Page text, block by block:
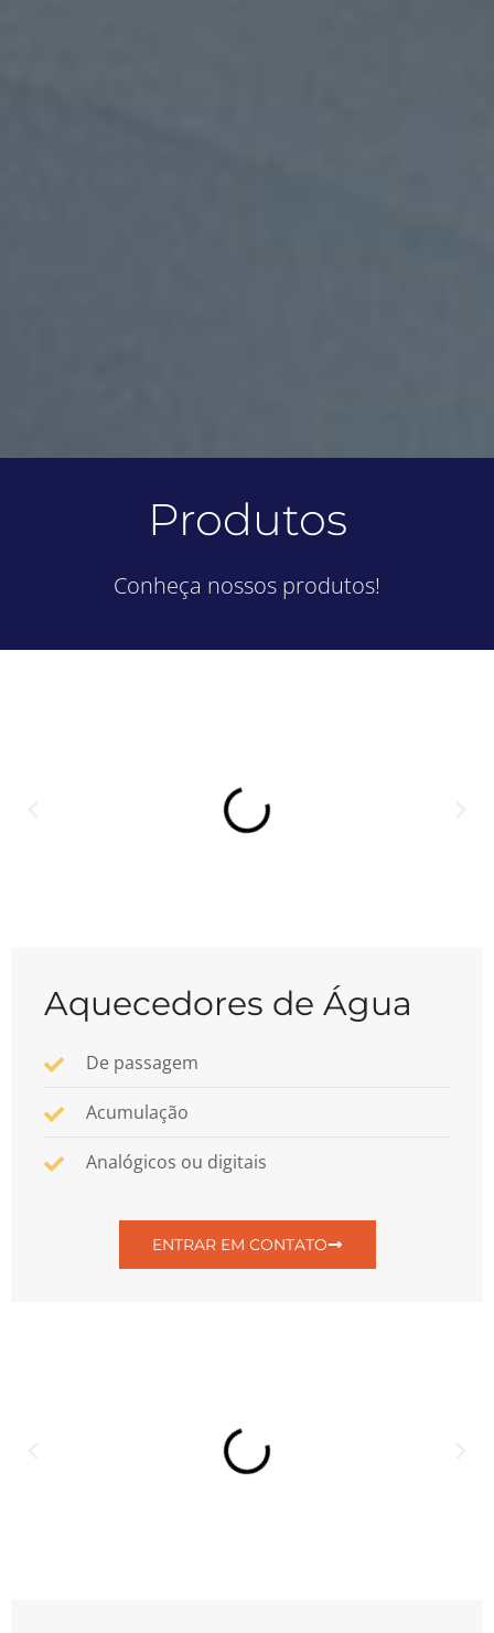
Produtos
Conheça nossos produtos!
Aquecedores de Água
De passagem
Acumulação
Analógicos ou digitais
ENTRAR EM CONTATO